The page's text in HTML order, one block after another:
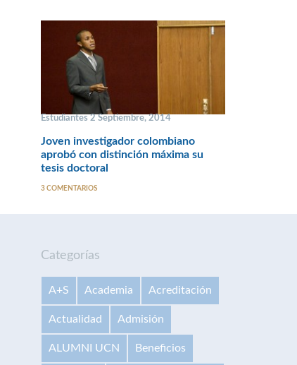
Estudiantes 2 Septiembre, 2014
Joven investigador colombiano
aprobó con distinción máxima su
tesis doctoral
3 COMENTARIOS
Categorías
A+S Academia Acreditación
Actualidad Admisión
ALUMNI UCN Beneficios